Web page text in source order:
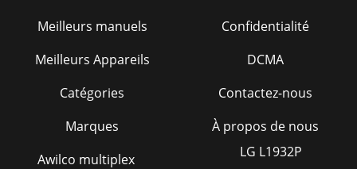
Meilleurs manuels
Meilleurs Appareils
Catégories
Marques
Confidentialité
DCMA
Contactez-nous
À propos de nous
Awilco multiplex
LG L1932P